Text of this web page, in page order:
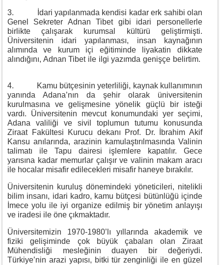
3. İdari yapılanmada kendisi kadar erk sahibi olan
Genel Sekreter Adnan Tibet gibi idari personellerle
birlikte çalışarak kurumsal kültürü geliştirmişti.
Üniversitenin idari yapılanması, insan kaynağının
alımında ve kurum içi eğitiminde liyakatin dikkate
alındığını, Adnan Tibet ile ilgi yazımda genişçe belirtim.
4. Kamu bütçesinin yeterliliği, kaynak kullanımının
yanında Adana’nın da şehir olarak üniversitenin
kurulmasına ve gelişmesine yönelik güçlü bir isteği
vardı. Üniversitenin mevcut konumundaki yer seçimi,
Adana valiliği ve sivil toplumun tutumu konusunda
Ziraat Fakültesi Kurucu dekanı Prof. Dr. İbrahim Akif
Kansu anılarında, arazinin kamulaştırılmasında Valinin
talimatı ile Tapu dairesi işlemlere kapatılır. Gece
yarısına kadar memurlar çalışır ve valinin makam aracı
ile hocalar misafir edilecekleri misafir haneye bırakılır.
Üniversitenin kuruluş dönemindeki yöneticileri, nitelikli
bilim insanı, idari kadro, kamu bütçesi bütünlüğü içinde
İmece yolu ile iyi organize edilmiş bir yönetim anlayışı
ve iradesi ile öne çıkmaktadır.
Üniversitemizin 1970-1980’lı yıllarında akademik ve
fiziki gelişiminde çok büyük çabaları olan Ziraat
Mühendisliği mesleğinin duayen bir değeriydi.
Türkiye’nin arazi yapısı, bitki tür zenginliği ile en güzel